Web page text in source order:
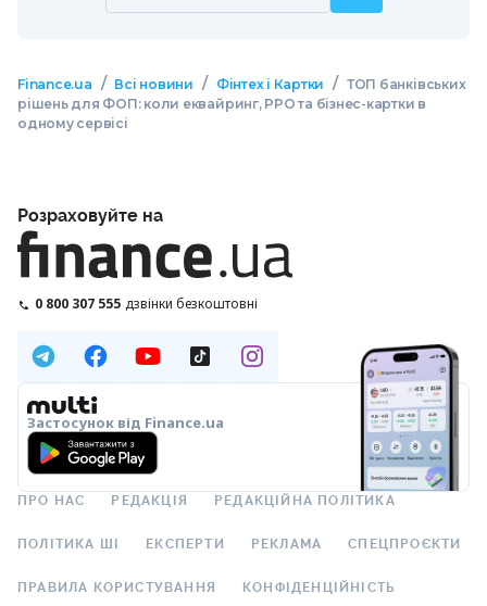
Finance.ua / Всі новини / Фінтех і Картки / ТОП банківських
рішень для ФОП: коли еквайринг, РРО та бізнес-картки в
одному сервісі
Розраховуйте на
0 800 307 555 дзвінки безкоштовні
Застосунок від Finance.ua
ПРО НАС РЕДАКЦІЯ РЕДАКЦІЙНА ПОЛІТИКА
ПОЛІТИКА ШІ ЕКСПЕРТИ РЕКЛАМА СПЕЦПРОЄКТИ
ПРАВИЛА КОРИСТУВАННЯ КОНФІДЕНЦІЙНІСТЬ